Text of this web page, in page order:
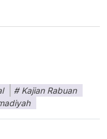
Kajian Rabuan